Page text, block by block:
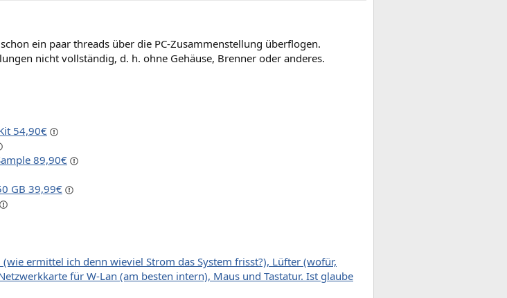
ein paar threads über die PC-Zusammenstellung überflogen.
nicht vollständig, d. h. ohne Gehäuse, Brenner oder anderes.
54,90€
89,90€
GB 39,99€
ermittel ich denn wieviel Strom das System frisst?), Lüfter (wofür,
für W-Lan (am besten intern), Maus und Tastatur. Ist glaube